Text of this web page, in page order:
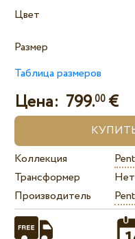
Цвет
Размер
Таблица размеров
Цена: 799.00 €
Коллекция
Трансформер
Нет
Производитель